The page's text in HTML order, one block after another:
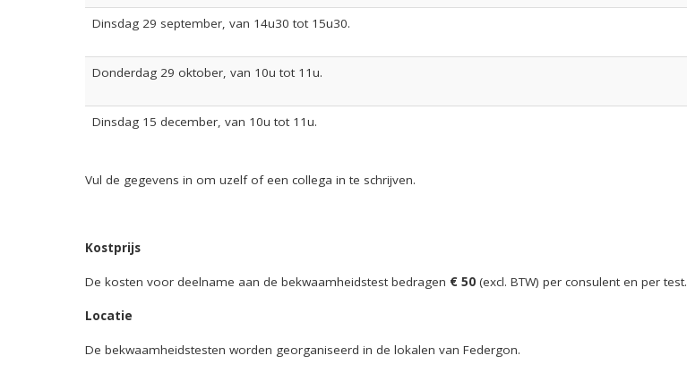
Dinsdag 29 september, van 14u30 tot 15u30.
Donderdag 29 oktober, van 10u tot 11u.
Dinsdag 15 december, van 10u tot 11u.
Vul de gegevens in om uzelf of een collega in te schrijven.
Kostprijs
De kosten voor deelname aan de bekwaamheidstest bedragen € 50(excl. BTW) per consulent en per test.
Locatie
De bekwaamheidstesten worden georganiseerd in de lokalen van Federgon.